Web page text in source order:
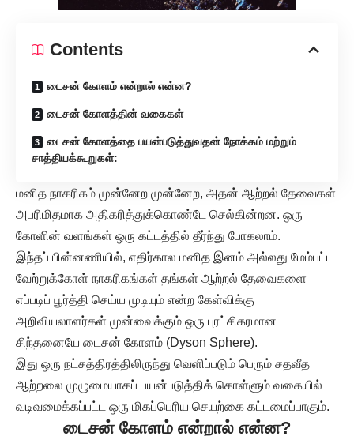
Contents
டைசன் கோளம் என்றால் என்ன?
டைசன் கோளத்தின் வகைகள்
டைசன் கோளத்தை பயன்படுத்துவதன் நோக்கம் மற்றும்
சாத்தியக்கூறுகள்:
மனித நாகரிகம் முன்னேற முன்னேற, அதன் ஆற்றல் தேவைகள்
அபரிமிதமாக அதிகரித்துக்கொண்டே செல்கின்றன. ஒரு
கோளின் வளங்கள் ஒரு கட்டத்தில் தீர்ந்து போகலாம்.
இந்தப் பின்னணியில், எதிர்கால மனித இனம் அல்லது மேம்பட்ட
வேற்றுக்கோள் நாகரிகங்கள் தங்கள் ஆற்றல் தேவைகளை
எப்படிப் பூர்த்தி செய்ய முடியும் என்ற கேள்விக்கு
அறிவியலாளர்கள் முன்வைக்கும் ஒரு புரட்சிகரமான
சிந்தனையே டைசன் கோளம் (Dyson Sphere).
இது ஒரு நட்சத்திரத்திலிருந்து வெளிப்படும் பெரும் சதவீத
ஆற்றலை முழுமையாகப் பயன்படுத்திக் கொள்ளும் வகையில்
வடிவமைக்கப்பட்ட ஒரு மிகப்பெரிய செயற்கை கட்டமைப்பாகும்.
டைசன் கோளம் என்றால் என்ன?